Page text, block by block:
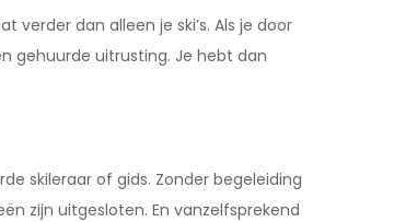
dan alleen je ski’s. Als je door
gehuurde uitrusting. Je hebt dan
skileraar of gids. Zonder begeleiding
zijn uitgesloten. En vanzelfsprekend